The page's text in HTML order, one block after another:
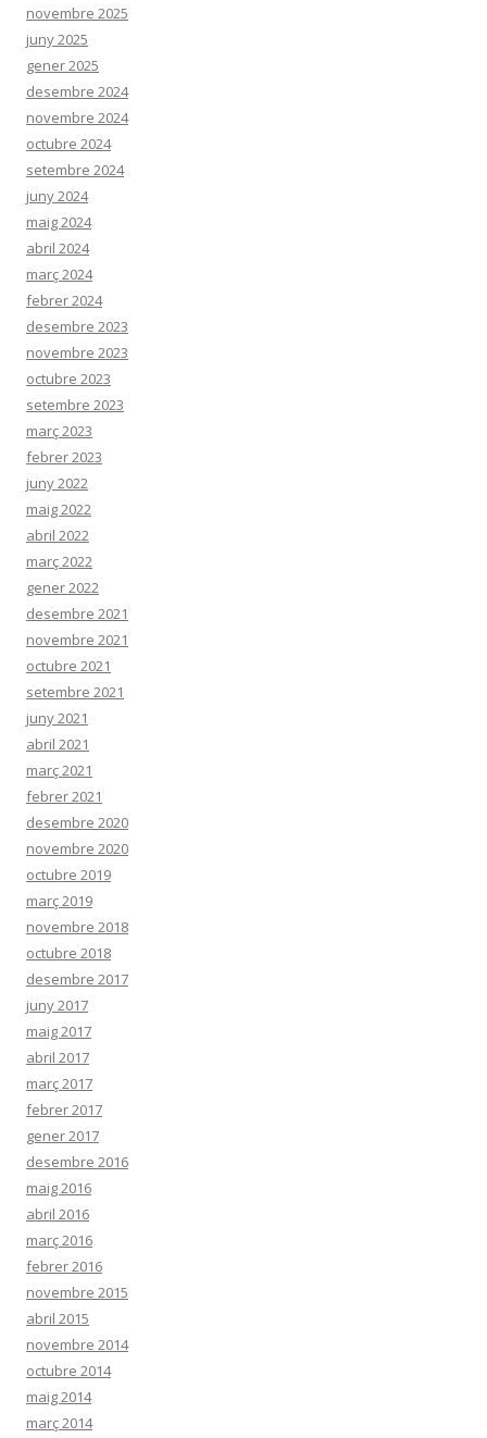
novembre 2025
juny 2025
gener 2025
desembre 2024
novembre 2024
octubre 2024
setembre 2024
juny 2024
maig 2024
abril 2024
març 2024
febrer 2024
desembre 2023
novembre 2023
octubre 2023
setembre 2023
març 2023
febrer 2023
juny 2022
maig 2022
abril 2022
març 2022
gener 2022
desembre 2021
novembre 2021
octubre 2021
setembre 2021
juny 2021
abril 2021
març 2021
febrer 2021
desembre 2020
novembre 2020
octubre 2019
març 2019
novembre 2018
octubre 2018
desembre 2017
juny 2017
maig 2017
abril 2017
març 2017
febrer 2017
gener 2017
desembre 2016
maig 2016
abril 2016
març 2016
febrer 2016
novembre 2015
abril 2015
novembre 2014
octubre 2014
maig 2014
març 2014